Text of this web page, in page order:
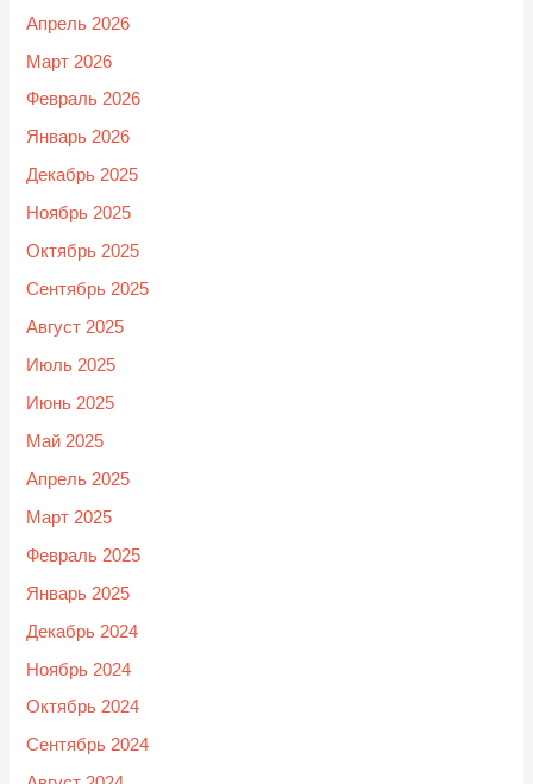
Апрель 2026
Март 2026
Февраль 2026
Январь 2026
Декабрь 2025
Ноябрь 2025
Октябрь 2025
Сентябрь 2025
Август 2025
Июль 2025
Июнь 2025
Май 2025
Апрель 2025
Март 2025
Февраль 2025
Январь 2025
Декабрь 2024
Ноябрь 2024
Октябрь 2024
Сентябрь 2024